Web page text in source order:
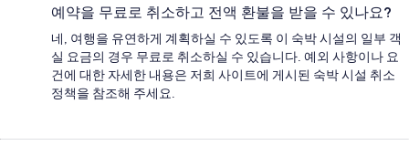
예약을 무료로 취소하고 전액 환불을 받을 수 있나요?
네, 여행을 유연하게 계획하실 수 있도록 이 숙박 시설의 일부 객
실 요금의 경우 무료로 취소하실 수 있습니다. 예외 사항이나 요
건에 대한 자세한 내용은 저희 사이트에 게시된 숙박 시설 취소
정책을 참조해 주세요.